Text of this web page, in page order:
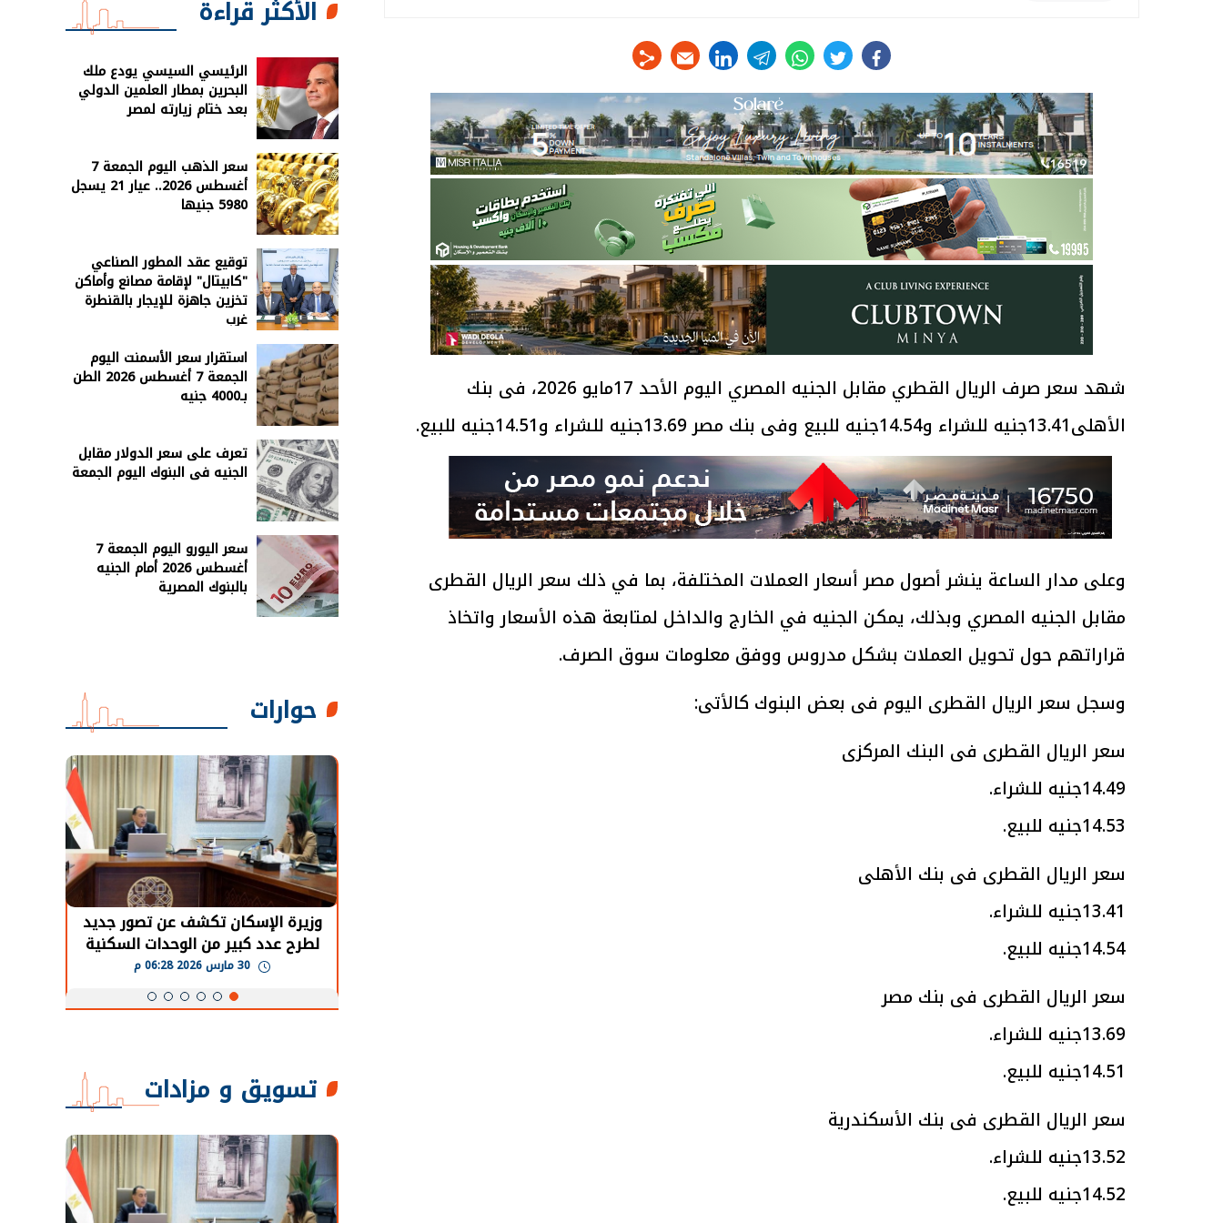
facebook
twitter
whats
telegram
linkedin
شهد سعر صرف الريال القطري مقابل الجنيه المصري اليوم الأحد 17مايو 2026، فى بنك
الأهلى13.41جنيه للشراء و14.54جنيه للبيع وفى بنك مصر 13.69جنيه للشراء و14.51جنيه للبيع.
وعلى مدار الساعة ينشر أصول مصر أسعار العملات المختلفة، بما في ذلك سعر الريال القطرى
مقابل الجنيه المصري وبذلك، يمكن الجنيه في الخارج والداخل لمتابعة هذه الأسعار واتخاذ
قراراتهم حول تحويل العملات بشكل مدروس ووفق معلومات سوق الصرف.
وسجل سعر الريال القطرى اليوم فى بعض البنوك كالأتى:
سعر الريال القطرى فى البنك المركزى
14.49جنيه للشراء.
14.53جنيه للبيع.
سعر الريال القطرى فى بنك الأهلى
13.41جنيه للشراء.
14.54جنيه للبيع.
سعر الريال القطرى فى بنك مصر
13.69جنيه للشراء.
14.51جنيه للبيع.
سعر الريال القطرى فى بنك الأسكندرية
13.52جنيه للشراء.
14.52جنيه للبيع.
الأكثر قراءة
الرئيسي السيسي يودع ملك
البحرين بمطار العلمين الدولي
بعد ختام زيارته لمصر
سعر الذهب اليوم الجمعة 7
أغسطس 2026.. عيار 21 يسجل
5980 جنيها
توقيع عقد المطور الصناعي
"كابيتال" لإقامة مصانع وأماكن
تخزين جاهزة للإيجار بالقنطرة
غرب
استقرار سعر الأسمنت اليوم
الجمعة 7 أغسطس 2026 الطن
بـ4000 جنيه
تعرف على سعر الدولار مقابل
الجنيه فى البنوك اليوم الجمعة
سعر اليورو اليوم الجمعة 7
أغسطس 2026 أمام الجنيه
بالبنوك المصرية
حوارات
الرئيس السيسي: تداعيات خطيرة على
الاقتصاد العالمي وأسعار الوقود حال
استمرار الأزمة في الشرق الأوسط
وزيرة الإسكان تكشف عن تصور جديد
لطرح عدد كبير من الوحدات السكنية
بنظام الإيجار
تسويق و مزادات